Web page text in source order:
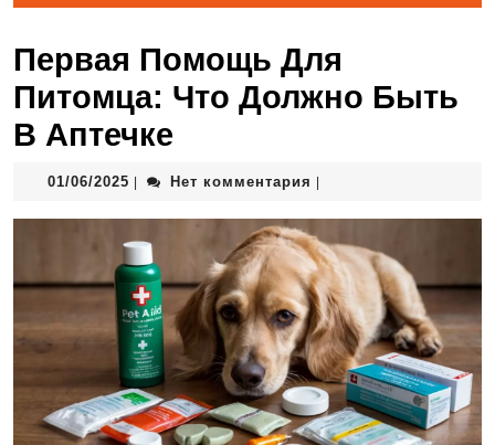
Первая Помощь Для
Питомца: Что Должно Быть
В Аптечке
01/06/2025 Нет комментария